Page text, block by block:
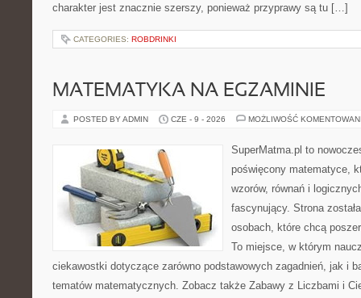
charakter jest znacznie szerszy, ponieważ przyprawy są tu […]
CATEGORIES: ROBDRINKI
MATEMATYKA NA EGZAMINIE
POSTED BY ADMIN CZE - 9 - 2026 MOŻLIWOŚĆ
SuperMatma.pl to
poświęcony matematyce,
wzorów, równań i
fascynujący. Strona
osobach, które chcą
To miejsce, w którym
ciekawostki dotyczące zarówno podstawowych zagadnień, jak i
tematów matematycznych. Zobacz także Zabawy z Liczbami i